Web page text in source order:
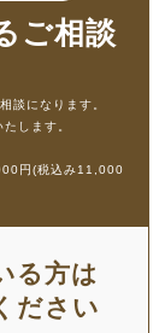
ご相談
談になります。
します。
円(税込み11,000
る方は
ださい